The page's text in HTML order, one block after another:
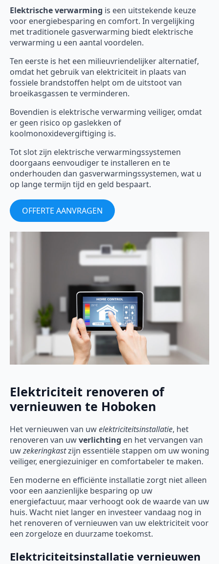
Elektrische verwarming is een uitstekende keuze
voor energiebesparing en comfort. In vergelijking
met traditionele gasverwarming biedt elektrische
verwarming u een aantal voordelen.
Ten eerste is het een milieuvriendelijker alternatief,
omdat het gebruik van elektriciteit in plaats van
fossiele brandstoffen helpt om de uitstoot van
broeikasgassen te verminderen.
Bovendien is elektrische verwarming veiliger, omdat
er geen risico op gaslekken of
koolmonoxidevergiftiging is.
Tot slot zijn elektrische verwarmingssystemen
doorgaans eenvoudiger te installeren en te
onderhouden dan gasverwarmingssystemen, wat u
op lange termijn tijd en geld bespaart.
OFFERTE AANVRAGEN
Elektriciteit renoveren of
vernieuwen te Hoboken
Het vernieuwen van uwelektriciteitsinstallatie, het
renoveren van uwverlichting en het vervangen van
uwzekeringkastzijn essentiële stappen om uw woning
veiliger, energiezuiniger en comfortabeler te maken.
Een moderne en efficiënte installatie zorgt niet alleen
voor een aanzienlijke besparing op uw
energiefactuur, maar verhoogt ook de waarde van uw
huis. Wacht niet langer en investeer vandaag nog in
het renoveren of vernieuwen van uw elektriciteit voor
een zorgeloze en duurzame toekomst.
Elektriciteitsinstallatie vernieuwen